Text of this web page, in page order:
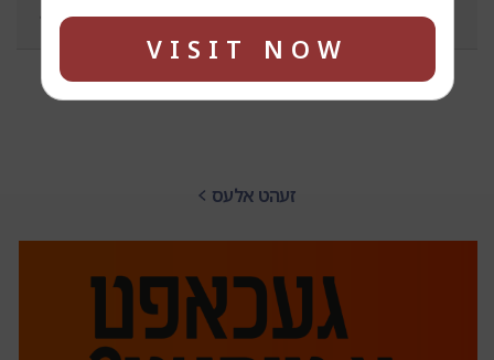
זעהט אלעס
פורים אפטיילונג
VISIT NOW